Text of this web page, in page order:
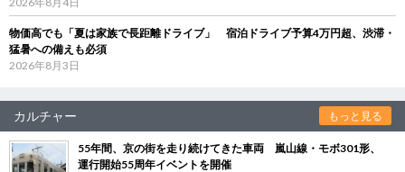
物価高でも「夏は家族で長距離ドライブ」 宿泊ドライブ予算4万円超、渋滞・
猛暑への備えも必須
2026年8月3日
カルチャー もっと見る
55年間、京の街を走り続けてきた車両 嵐山線・モボ301形、
運行開始55周年イベントを開催